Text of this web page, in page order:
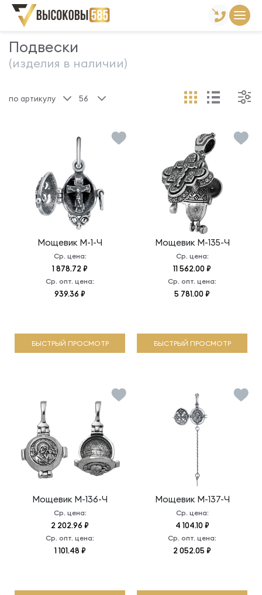
Главная Склад готовой продукции Подвески
Подвески
(изделия в наличии)
по артикулу 56
Мощевик М-1-Ч
Ср. цена:
1 878.72 ₽
Ср. опт. цена:
939.36 ₽
БЫСТРЫЙ ПРОСМОТР
Мощевик М-135-Ч
Ср. цена:
11 562.00 ₽
Ср. опт. цена:
5 781.00 ₽
БЫСТРЫЙ ПРОСМОТР
Мощевик М-136-Ч
Ср. цена:
2 202.96 ₽
Ср. опт. цена:
1 101.48 ₽
Мощевик М-137-Ч
Ср. цена:
4 104.10 ₽
Ср. опт. цена:
2 052.05 ₽